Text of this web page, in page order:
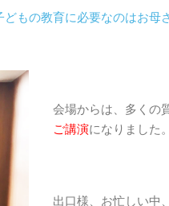
もの教育に必要なのはお
会場からは、多くの
ご講演になりました。
出口様、お忙しい中